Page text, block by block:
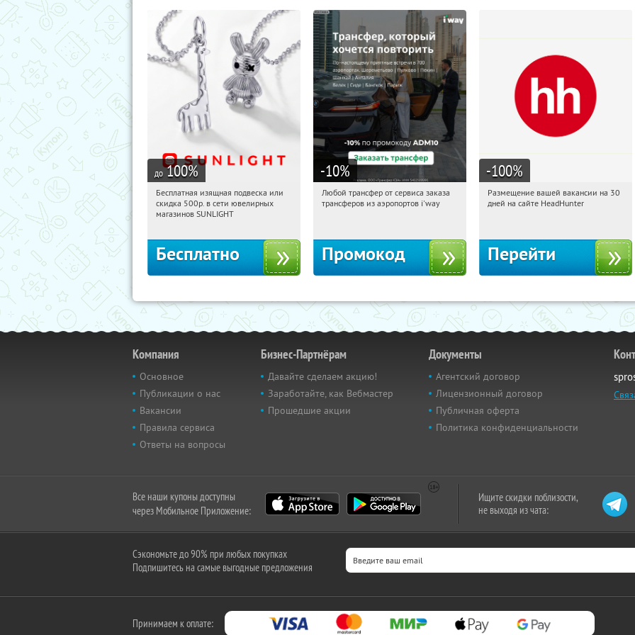
до 100%
18:35:23 Получили:
Россия
Бесплатная изящная подвеска или
скидка 500р. в сети ювелирных
магазинов SUNLIGHT
Бесплатно
-10%
18:35:23
Получи первым!
Любой трансфер от сервиса заказа
трансферов из аэропортов i'way
Промокод
-100%
18:35:23
Получи первым!
Размещение вашей вакансии на 30
дней на сайте HeadHunter
Перейти
Компания
Основное
Публикации о нас
Вакансии
Правила сервиса
Ответы на вопросы
Бизнес-Партнёрам
Давайте сделаем акцию!
Заработайте, как Вебмастер
Прошедшие акции
Документы
Агентский договор
Лицензионный договор
Публичная оферта
Политика конфиденциальности
Все наши купоны доступны
через Мобильное Приложение:
Ищите скидки поблизости,
не выходя из чата:
Сэкономьте до 90% при любых покупках
Подпишитесь на самые выгодные предложения
Принимаем к оплате: